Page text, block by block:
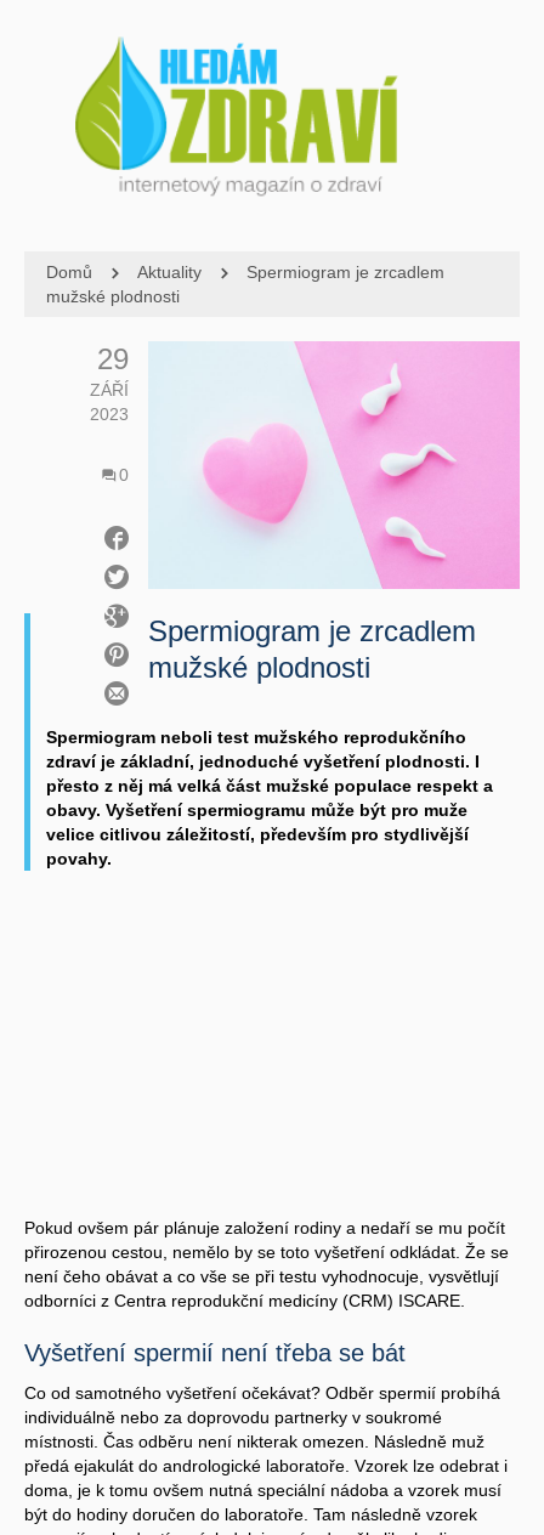
Domů Aktuality
Spermiogram je zrcadlem
mužské plodnosti
29
ZÁŘÍ
2023
0
Spermiogram je zrcadlem
mužské plodnosti
Spermiogram neboli test mužského reprodukčního
zdraví je základní, jednoduché vyšetření plodnosti. I
přesto z něj má velká část mužské populace respekt a
obavy. Vyšetření spermiogramu může být pro muže
velice citlivou záležitostí, především pro stydlivější
povahy.
Pokud ovšem pár plánuje založení rodiny a nedaří se mu počít
přirozenou cestou, nemělo by se toto vyšetření odkládat. Že se
není čeho obávat a co vše se při testu vyhodnocuje, vysvětlují
odborníci z Centra reprodukční medicíny (CRM) ISCARE.
Vyšetření spermií není třeba se bát
Co od samotného vyšetření očekávat? Odběr spermií probíhá
individuálně nebo za doprovodu partnerky v soukromé
místnosti. Čas odběru není nikterak omezen. Následně muž
předá ejakulát do andrologické laboratoře. Vzorek lze odebrat i
doma, je k tomu ovšem nutná speciální nádoba a vzorek musí
být do hodiny doručen do laboratoře. Tam následně vzorek